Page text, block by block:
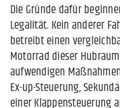
Die Gründe dafür
Legalität. Kein anderer
betreibt einen
Motorrad dieser
aufwendigen
Ex-up-Steuerung,
einer Klappensteuerung